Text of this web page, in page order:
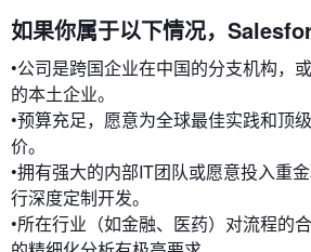
如果你属于以下情况，
•公司是跨国企业在中国的分支机构，
的本土企业。
•预算充足，愿意为全球最佳实践和顶
价。
•拥有强大的内部IT团队或愿意投入重
行深度定制开发。
•所在行业（如金融、医药）对流程的